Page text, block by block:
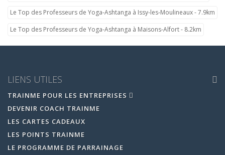
Le Top des Professeurs de Yoga-Ashtanga à Issy-les-Moulineaux - 7.9km
Le Top des Professeurs de Yoga-Ashtanga à Maisons-Alfort - 8.2km
LIENS UTILES
TRAINME POUR LES ENTREPRISES
DEVENIR COACH TRAINME
LES CARTES CADEAUX
LES POINTS TRAINME
LE PROGRAMME DE PARRAINAGE